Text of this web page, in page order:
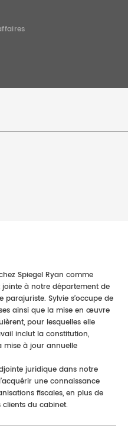
Spiegel Ryan comme
jointe à notre département de
Sylvie s’occupe de
ainsi que la mise en œuvre
pour lesquelles elle
inclut la constitution,
mise à jour annuelle
juridique dans notre
une connaissance
fiscales, en plus de
clients du cabinet.